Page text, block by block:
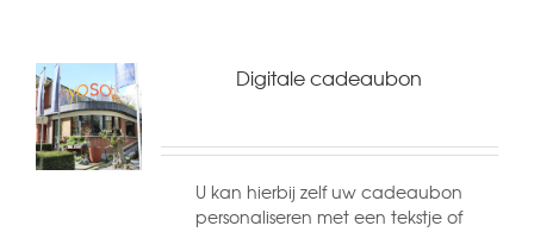
Digitale cadeaubon
U kan hierbij zelf uw cadeaubon
personaliseren met een tekstje of